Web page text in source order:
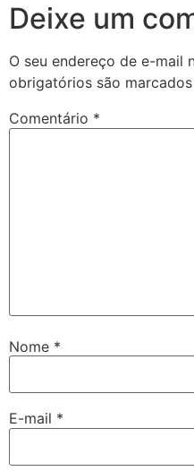
Deixe um
O seu endereço de e-mail
obrigatórios são
Comentário *
Nome *
E-mail *